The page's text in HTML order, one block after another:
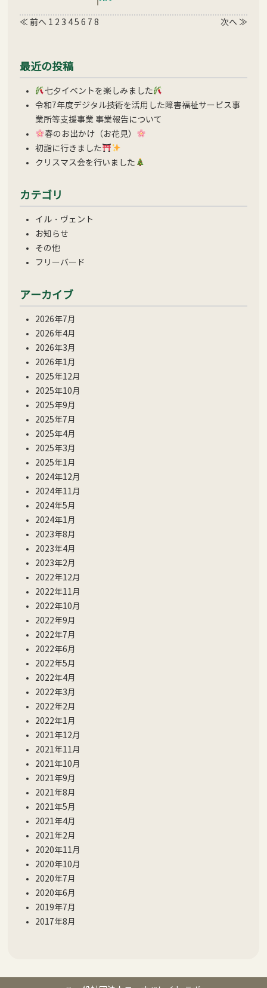
≪ 前へ 1 2 3 4 5 6 7 8 次へ ≫
最近の投稿
七夕イベントを楽しみました
令和7年度デジタル技術を活用した障害福祉サービス事
業所等支援事業 事業報告について
春のお出かけ（お花見）
初詣に行きました
クリスマス会を行いました
カテゴリ
イル・ヴェント
お知らせ
その他
フリーバード
アーカイブ
2026年7月
2026年4月
2026年3月
2026年1月
2025年12月
2025年10月
2025年9月
2025年7月
2025年4月
2025年3月
2025年1月
2024年12月
2024年11月
2024年5月
2024年1月
2023年8月
2023年4月
2023年2月
2022年12月
2022年11月
2022年10月
2022年9月
2022年7月
2022年6月
2022年5月
2022年4月
2022年3月
2022年2月
2022年1月
2021年12月
2021年11月
2021年10月
2021年9月
2021年8月
2021年5月
2021年4月
2021年2月
2020年11月
2020年10月
2020年7月
2020年6月
2019年7月
2017年8月